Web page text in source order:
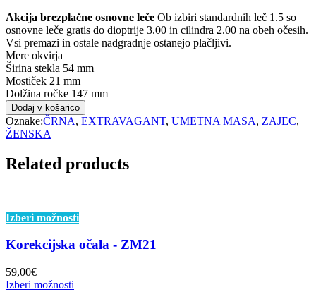
Akcija brezplačne osnovne leče Ob izbiri standardnih leč 1.5 so
osnovne leče gratis do dioptrije 3.00 in cilindra 2.00 na obeh očesih.
Vsi premazi in ostale nadgradnje ostanejo plačljivi.
Mere okvirja
Širina stekla 54 mm
Mostiček 21 mm
Dolžina ročke 147 mm
Dodaj v košarico
Oznake:ČRNA, EXTRAVAGANT, UMETNA MASA, ZAJEC,
ŽENSKA
Related products
Izberi možnosti
Korekcijska očala - ZM21
59,00€
Izberi možnosti